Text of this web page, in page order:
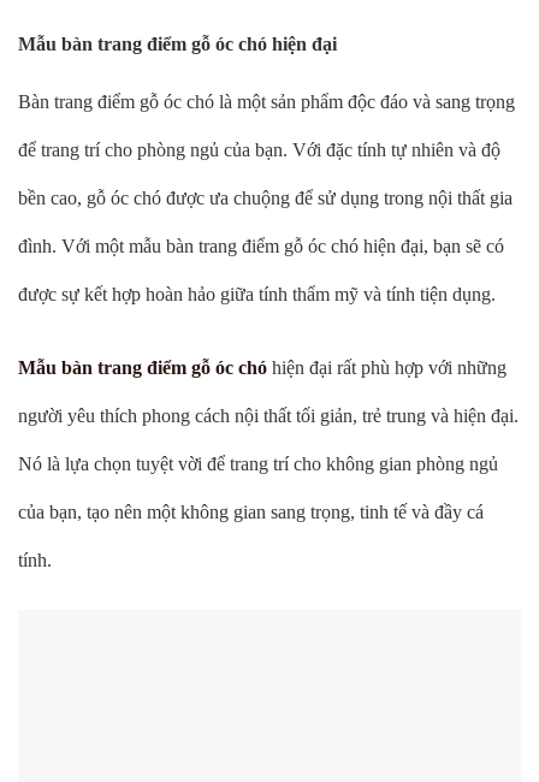
Mẫu bàn trang điểm gỗ óc chó hiện đại
Bàn trang điểm gỗ óc chó là một sản phẩm độc đáo và sang trọng
để trang trí cho phòng ngủ của bạn. Với đặc tính tự nhiên và độ
bền cao, gỗ óc chó được ưa chuộng để sử dụng trong nội thất gia
đình. Với một mẫu bàn trang điểm gỗ óc chó hiện đại, bạn sẽ có
được sự kết hợp hoàn hảo giữa tính thẩm mỹ và tính tiện dụng.
Mẫu bàn trang điểm gỗ óc chó hiện đại rất phù hợp với những
người yêu thích phong cách nội thất tối giản, trẻ trung và hiện đại.
Nó là lựa chọn tuyệt vời để trang trí cho không gian phòng ngủ
của bạn, tạo nên một không gian sang trọng, tinh tế và đầy cá
tính.